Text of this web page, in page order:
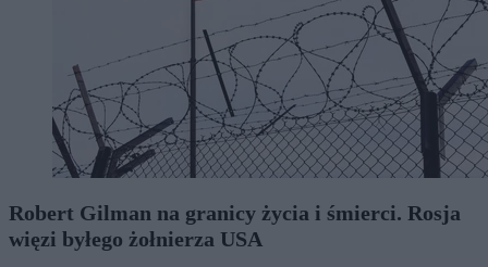
Robert Gilman na granicy życia i śmierci. Rosja
więzi byłego żołnierza USA